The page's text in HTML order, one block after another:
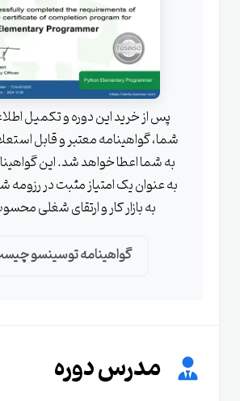
پس از خرید این دوره و تکمیل
شما، گواهینامه معتبر و قابل
به شما اعطا خواهد شد. این
به عنوان یک امتیاز مثبت در رزومه
به بازار کار و ارتقای شغلی
گواهینامه توسینسو
مدرس دوره